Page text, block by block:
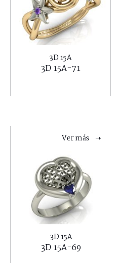
3D 15A
3D 15A-71
Ver más ➝
3D 15A
3D 15A-69